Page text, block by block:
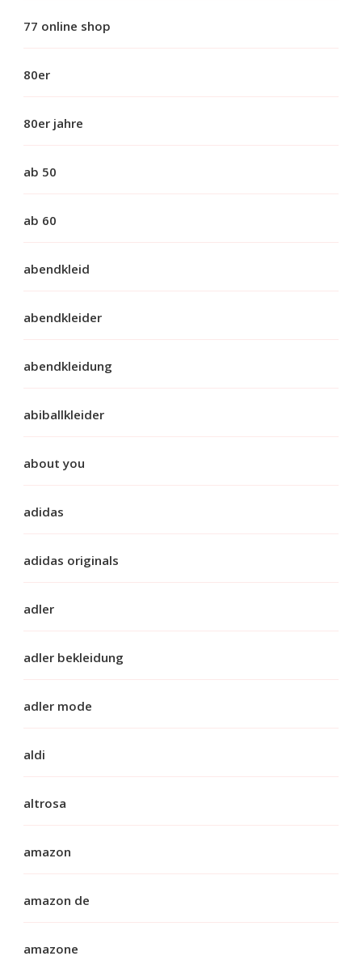
77 online shop
80er
80er jahre
ab 50
ab 60
abendkleid
abendkleider
abendkleidung
abiballkleider
about you
adidas
adidas originals
adler
adler bekleidung
adler mode
aldi
altrosa
amazon
amazon de
amazone